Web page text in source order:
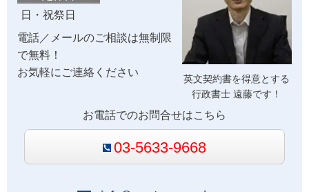
英文契約書を得意とする
行政書士 遠藤です！
日・祝祭日
電話／メールのご相談は無制限
で無料！
お気軽にご連絡ください
お電話でのお問合せはこちら
03-5633-9668